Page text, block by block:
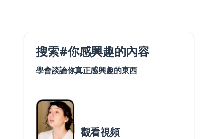
搜索#你感興趣的內容
學會談論你真正感興趣的東西
觀看視頻